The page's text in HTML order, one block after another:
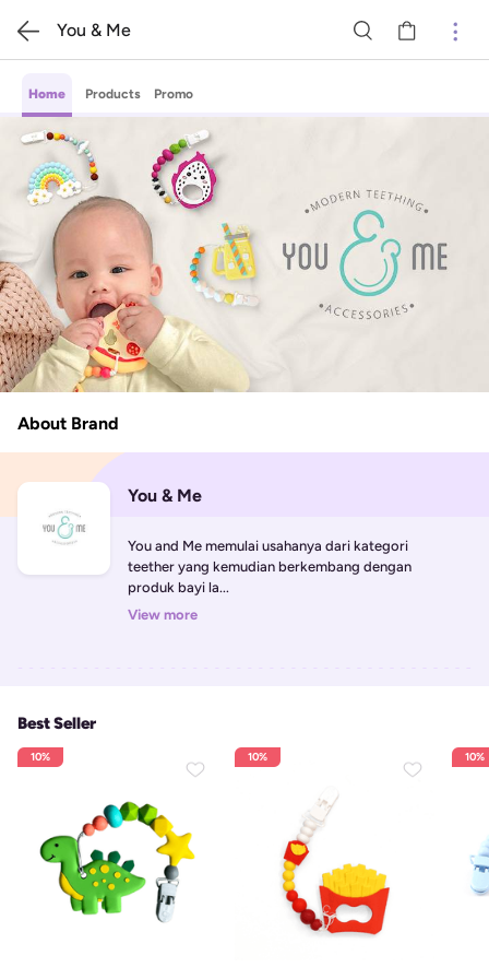
Home Products Promo
About Brand
You & Me
You and Me memulai usahanya dari kategori
teether yang kemudian berkembang dengan
produk bayi la...
View more
Best Seller
10% 10% 10%
You & Me